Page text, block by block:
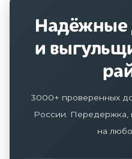
Надёжные
и
3000+ проверенных
России. Передержка,
на